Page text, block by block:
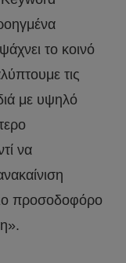
το κοινό
τις
με υψηλό
να
προσοδοφόρο